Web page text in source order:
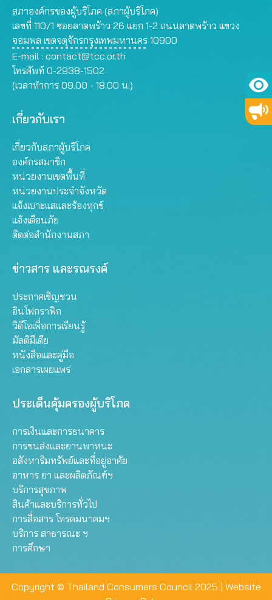
สภาองค์กรของผู้บริโภค (สภาผู้บริโภค)
เลขที่ 110/1 ซอยลาดพร้าว 26 แยก 1-2 ถนนลาดพร้าว แขวง
จอมพล เขตจตุจักรกรุงเทพมหานคร 10900
E-mail : contact@tcc.or.th
โทรศัพท์ 0-2938-1502
(เวลาทำการ 09.00 - 18.00 น.)
เกี่ยวกับเรา
เกี่ยวกับสภาผู้บริโภค
องค์กรสมาชิก
หน่วยงานเขตพื้นที่
หน่วยงานประจำจังหวัด
แจ้งเบาะแสและร้องทุกข์
แจ้งเตือนภัย
ติดต่อสำนักงานสภา
ข่าวสาร และรณรงค์
ประกาศเชิญชวน
อินโฟกราฟิก
วิดีโอเพื่อการเรียนรู้
มัลติมีเดีย
หนังสือและคู่มือ
เอกสารเผยแพร่
ประเด็นคุ้มครองผู้บริโภค
การเงินและการธนาคาร
การขนส่งและยานพาหนะ
อสังหาริมทรัพย์และที่อยู่อาศัย
อาหาร ยา และผลิตภัณฑ์ฯ
บริการสุขภาพ
สินค้าและบริการทั่วไป
การสื่อสาร โทรคมนาคมฯ
บริการ สาธารณะ ฯ
การศึกษา
Copyright © Thailand Consumers Council 2025 | Website